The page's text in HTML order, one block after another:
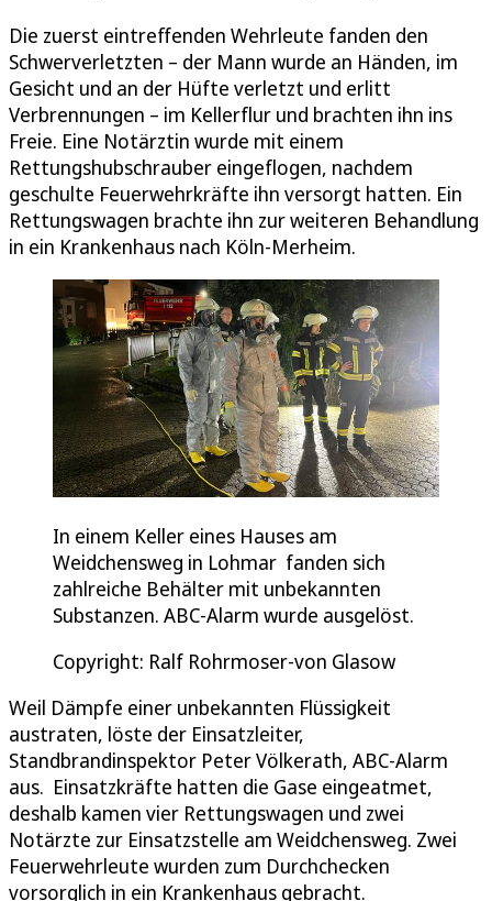
Die zuerst eintreffenden Wehrleute fanden den
Schwerverletzten – der Mann wurde an Händen, im
Gesicht und an der Hüfte verletzt und erlitt
Verbrennungen – im Kellerflur und brachten ihn ins
Freie. Eine Notärztin wurde mit einem
Rettungshubschrauber eingeflogen, nachdem
geschulte Feuerwehrkräfte ihn versorgt hatten. Ein
Rettungswagen brachte ihn zur weiteren Behandlung
in ein Krankenhaus nach Köln-Merheim.
In einem Keller eines Hauses am
Weidchensweg in Lohmar fanden sich
zahlreiche Behälter mit unbekannten
Substanzen. ABC-Alarm wurde ausgelöst.
Copyright: Ralf Rohrmoser-von Glasow
Weil Dämpfe einer unbekannten Flüssigkeit
austraten, löste der Einsatzleiter,
Standbrandinspektor Peter Völkerath, ABC-Alarm
aus. Einsatzkräfte hatten die Gase eingeatmet,
deshalb kamen vier Rettungswagen und zwei
Notärzte zur Einsatzstelle am Weidchensweg. Zwei
Feuerwehrleute wurden zum Durchchecken
vorsorglich in ein Krankenhaus gebracht.